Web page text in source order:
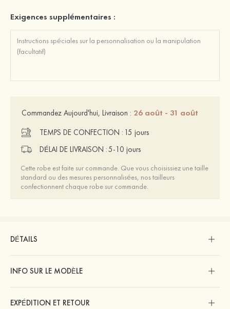
Exigences supplémentaires :
Commandez Aujourd'hui, Livraison : 26 août - 31 août
TEMPS DE CONFECTION : 15 jours
DÉLAI DE LIVRAISON :5-10 jours
Cette robe est faite sur commande. Que vous choisissiez une taille
standard ou des mesures personnalisées, nos tailleurs
confectionnent chaque robe sur commande.
DÉTAILS
INFO SUR LE MODÈLE
EXPÉDITION ET RETOUR